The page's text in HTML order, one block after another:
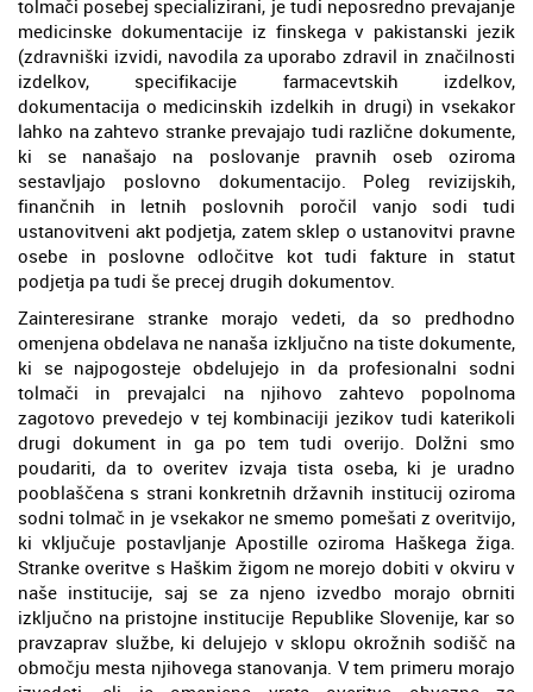
tolmači posebej specializirani, je tudi neposredno prevajanje
medicinske dokumentacije iz finskega v pakistanski jezik
(zdravniški izvidi, navodila za uporabo zdravil in značilnosti
izdelkov, specifikacije farmacevtskih izdelkov,
dokumentacija o medicinskih izdelkih in drugi) in vsekakor
lahko na zahtevo stranke prevajajo tudi različne dokumente,
ki se nanašajo na poslovanje pravnih oseb oziroma
sestavljajo poslovno dokumentacijo. Poleg revizijskih,
finančnih in letnih poslovnih poročil vanjo sodi tudi
ustanovitveni akt podjetja, zatem sklep o ustanovitvi pravne
osebe in poslovne odločitve kot tudi fakture in statut
podjetja pa tudi še precej drugih dokumentov.
Zainteresirane stranke morajo vedeti, da so predhodno
omenjena obdelava ne nanaša izključno na tiste dokumente,
ki se najpogosteje obdelujejo in da profesionalni sodni
tolmači in prevajalci na njihovo zahtevo popolnoma
zagotovo prevedejo v tej kombinaciji jezikov tudi katerikoli
drugi dokument in ga po tem tudi overijo. Dolžni smo
poudariti, da to overitev izvaja tista oseba, ki je uradno
pooblaščena s strani konkretnih državnih institucij oziroma
sodni tolmač in je vsekakor ne smemo pomešati z overitvijo,
ki vključuje postavljanje Apostille oziroma Haškega žiga.
Stranke overitve s Haškim žigom ne morejo dobiti v okviru v
naše institucije, saj se za njeno izvedbo morajo obrniti
izključno na pristojne institucije Republike Slovenije, kar so
pravzaprav službe, ki delujejo v sklopu okrožnih sodišč na
območju mesta njihovega stanovanja. V tem primeru morajo